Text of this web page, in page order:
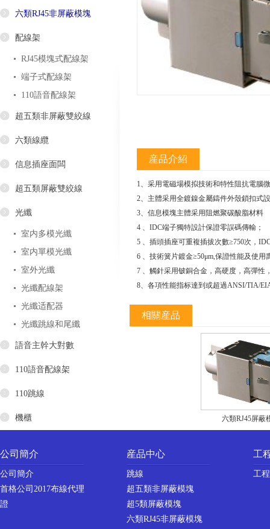
六類RJ45非屏蔽模塊
配線架
RJ45模塊式配線架
端子式配線架
110語音配線架
超五類非屏蔽雙絞線
六類線纜
信息插座面闆
超五類屏蔽雙絞線
光纖
室内多模光纖
室内單模光纖
室外光纖
光纖配線架
光纖适配器
光纖跳線和尾纖
語音主幹大對數
110語音配線架
110跳線
機櫃
産品介紹
1、采用電磁場模拟技術和特性阻抗電腦
2、主體采用全鍍鎳金屬鑄件外殼鎖扣式
3、信息模塊主體采用阻燃聚碳酸脂材料
4 、IDC端子獨特設計保證零誤碼傳輸；
5 、插頭插座可重複插拔次數≥750次，
6 、技術簧片鍍金≥50μm,保證性能及使用
7 、觸針采用铍銅合金，高硬度，高彈性
8、各項性能指标達到或超過ANSI/TIA/
相關産品
六類RJ45屏蔽
公司簡介
公司簡介
首格公司2017布線代理
證
産品中心
跳線
超五類非屏蔽模塊
超5類屏蔽模塊
六類RJ45非屏蔽模塊
工
工